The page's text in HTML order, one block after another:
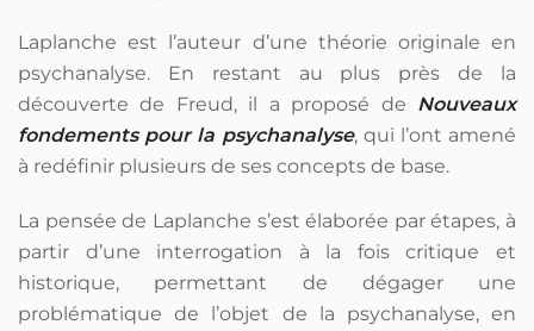
Laplanche est l’auteur d’une théorie originale en
psychanalyse. En restant au plus près de la
découverte de Freud, il a proposé de Nouveaux
fondements pour la psychanalyse, qui l’ont amené
à redéfinir plusieurs de ses concepts de base.
La pensée de Laplanche s’est élaborée par étapes, à
partir d’une interrogation à la fois critique et
historique, permettant de dégager une
problématique de l’objet de la psychanalyse, en